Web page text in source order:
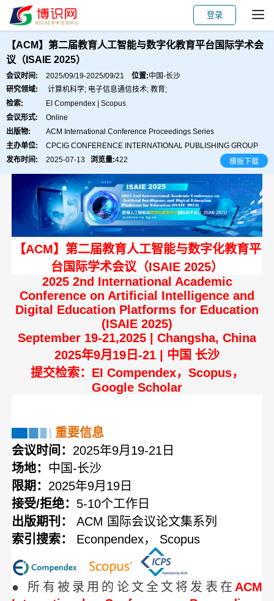
登录
会议主页 主讲嘉宾 会议主题 论文出版
【ACM】第二届教育人工智能与数字化教育平台国际学术会
议（ISAIE 2025）
会议时间: 2025/09/19-2025/09/21 位置:中国-长沙
研究领域:
计算机科学; 电子信息通信技术; 教育;
检索:
EI Compendex | Scopus
会议形式:
Online
出版物:
ACM International Conference Proceedings Series
主办单位:
CPCIG CONFERENCE INTERNATIONAL PUBLISHING GROUP
发布时间:
2025-07-13 浏览量:422 模板下载
【ACM】第二届教育人工智能与数字化教育平
台国际学术会议（ISAIE 2025）
2025 2nd International Academic
Conference on Artificial Intelligence and
Digital Education Platforms for Education
(ISAIE 2025)
September 19-21,2025 | Changsha, China
2025年9月19日-21 | 中国 长沙
提交检索：EI Compendex，Scopus，
Google Scholar
重要信息
会议时间： 2025年9月19-21日
场地： 中国-长沙
限期： 2025年9月19日
接受/拒绝： 5-10个工作日
出版期刊：ACM 国际会议论文集系列
索引搜索：
Econpendex， Scopus
● 所有被录用的论文全文将发表在 ACM